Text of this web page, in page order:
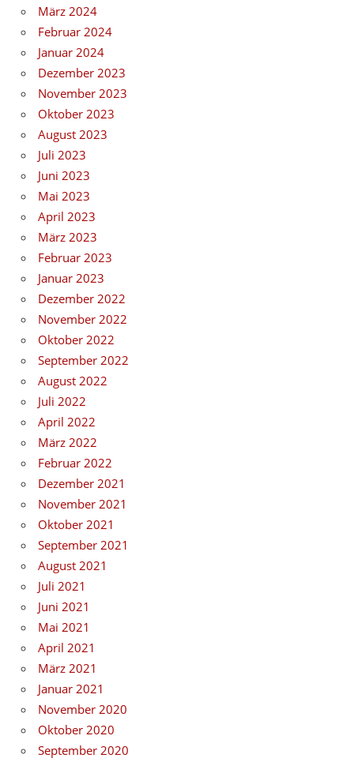
März 2024
Februar 2024
Januar 2024
Dezember 2023
November 2023
Oktober 2023
August 2023
Juli 2023
Juni 2023
Mai 2023
April 2023
März 2023
Februar 2023
Januar 2023
Dezember 2022
November 2022
Oktober 2022
September 2022
August 2022
Juli 2022
April 2022
März 2022
Februar 2022
Dezember 2021
November 2021
Oktober 2021
September 2021
August 2021
Juli 2021
Juni 2021
Mai 2021
April 2021
März 2021
Januar 2021
November 2020
Oktober 2020
September 2020